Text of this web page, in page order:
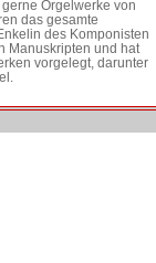
Orgelwerke von
das gesamte
des Komponisten
Manuskripten und hat
vorgelegt, darunter